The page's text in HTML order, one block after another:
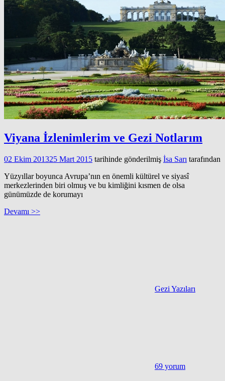
Viyana İzlenimlerim ve Gezi Notlarım
02 Ekim 201325 Mart 2015 tarihinde gönderilmiş İsa Sarı tarafından
Yüzyıllar boyunca Avrupa’nın en önemli kültürel ve siyasî
merkezlerinden biri olmuş ve bu kimliğini kısmen de olsa
günümüzde de korumayı
Devamı >>
Gezi Yazıları
69 yorum